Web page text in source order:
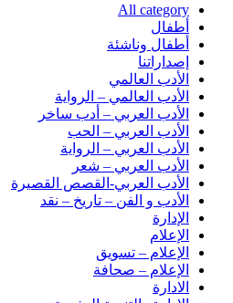
All category
أطفال
أطفال وناشئة
إصداراتنا
الأدب العالمي
الأدب العالمي – الرواية
الأدب العربي – أدب ساخر
الأدب العربي – الحب
الأدب العربي – الرواية
الأدب العربي – شعر
الأدب العربي-القصص القصيرة
الأدب و الفن – تاريخ – نقد
الإدارة
الإعلام
الإعلام – تسويق
الإعلام – صحافة
الادارة